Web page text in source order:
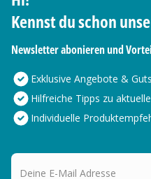
Kennst du schon
Newsletter abonieren und
Exklusive Angebote &
Hilfreiche Tipps zu
Individuelle
Deine E-Mail Adresse